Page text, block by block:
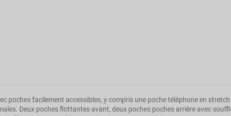
facilement accessibles, y compris une poche téléphone en
Deux poches flottantes avant, deux poches poches arrière avec